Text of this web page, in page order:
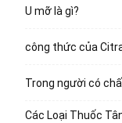
U mỡ là gì?
công thức của
Trong người có
Các Loại Thuốc